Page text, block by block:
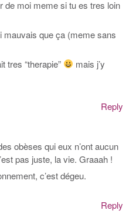
de moi meme si tu es tres loin
mauvais que ça (meme sans
tres “therapie”
mais j’y
Reply
obèses qui eux n’ont aucun
pas juste, la vie. Graaah !
c’est dégeu.
Reply